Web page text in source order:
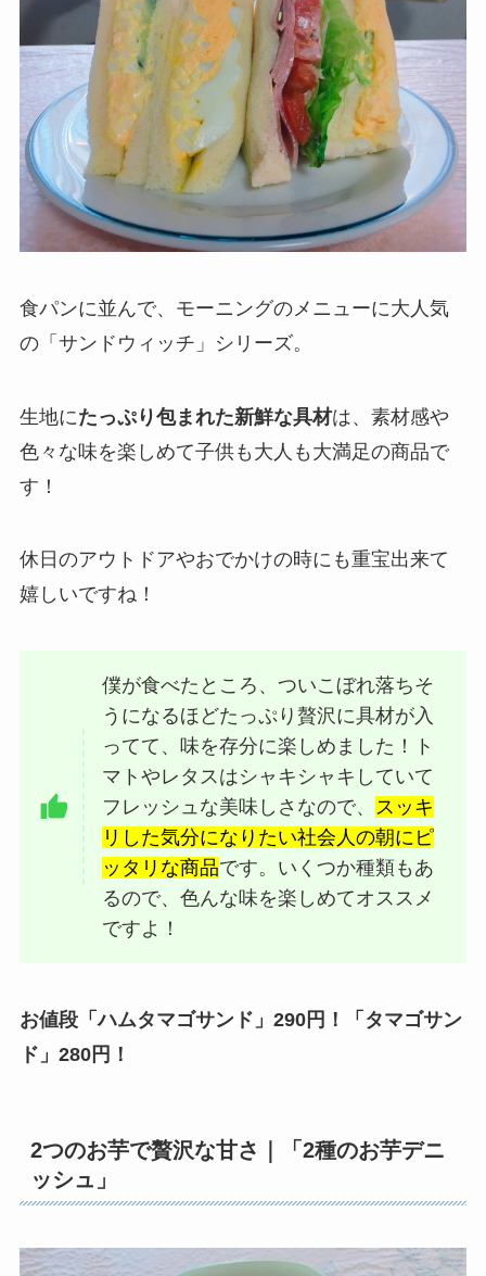
食パンに並んで、モーニングのメニューに大人気
の「サンドウィッチ」シリーズ。
生地にたっぷり包まれた新鮮な具材は、素材感や
色々な味を楽しめて子供も大人も大満足の商品で
す！
休日のアウトドアやおでかけの時にも重宝出来て
嬉しいですね！
僕が食べたところ、ついこぼれ落ちそ
うになるほどたっぷり贅沢に具材が入
ってて、味を存分に楽しめました！ト
マトやレタスはシャキシャキしていて
フレッシュな美味しさなので、 スッキ
リした気分になりたい社会人の朝にピ
ッタリな商品です。いくつか種類もあ
るので、色んな味を楽しめてオススメ
ですよ！
お値段「ハムタマゴサンド」290円！「タマゴサン
ド」280円！
2つのお芋で贅沢な甘さ｜「2種のお芋デニ
ッシュ」